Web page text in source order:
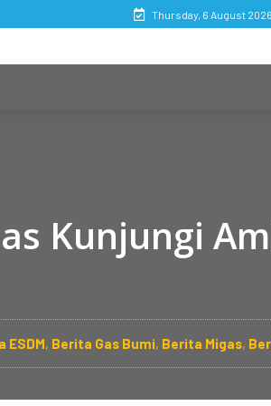
Thursday, 6 August 2026
Kunjungi
ESDM, Berita Gas Bumi, Berita Migas,